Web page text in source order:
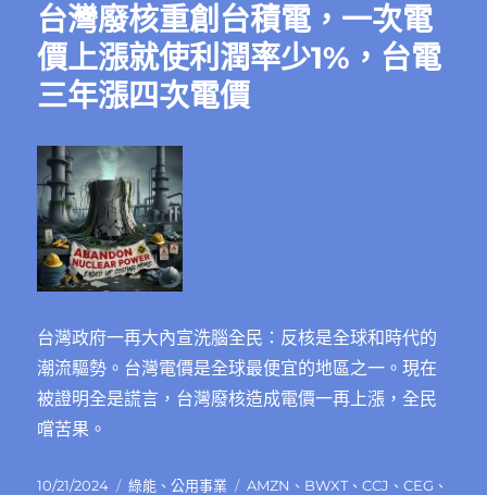
台灣廢核重創台積電，一次電
價上漲就使利潤率少1%，台電
三年漲四次電價
台灣政府一再大內宣洗腦全民：反核是全球和時代的
潮流驅勢。台灣電價是全球最便宜的地區之一。現在
被證明全是謊言，台灣廢核造成電價一再上漲，全民
嚐苦果。
發
10/21/2024
分
綠能 、公用事業
標
AMZN 、 BWXT、CCJ 、CEG 、